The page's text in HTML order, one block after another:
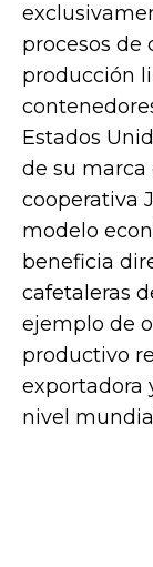
procesos de
producción
Estados
de su marca
cooperativa
modelo
beneficia
cafetaleras
ejemplo de
productivo
exportadora
nivel